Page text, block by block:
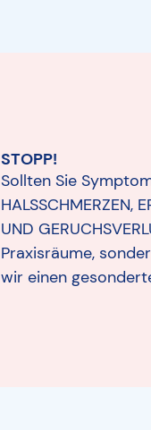
STOPP!
Sollten Sie
HALSSCHMERZEN,
UND
Praxisräume,
wir einen